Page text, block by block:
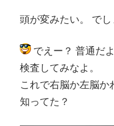
頭が変みたい。 でし
でえー？ 普通だよ
検査してみなよ。
これで右脳か左脳か
知ってた？